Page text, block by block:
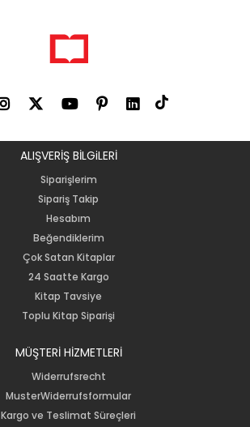
ALIŞVERİŞ BİLGiLERİ
Siparişlerim
Sipariş Takip
Hesabım
Beğendiklerim
Çok Satan Kitaplar
24 Saatte Kargo
Kitap Tavsiye
Toplu Kitap Siparişi
MÜŞTERİ HİZMETLERİ
Widerrufsrecht
MusterWiderrufsformular
Kargo ve Teslimat Süreçleri